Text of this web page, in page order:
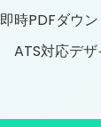
即時PDFダウ
ATS対応デザ